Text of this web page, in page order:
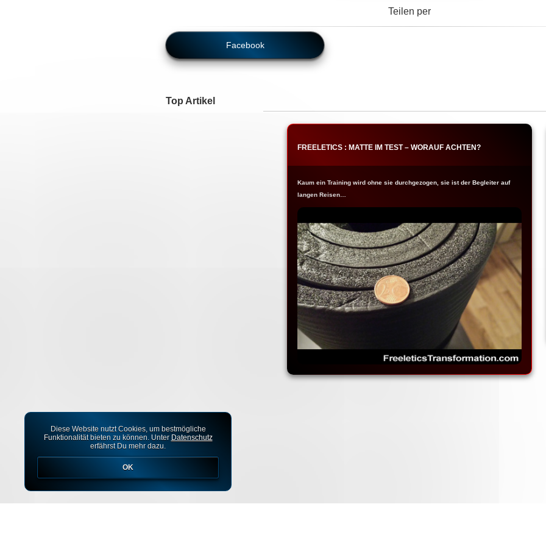
Teilen per
Facebook
Top Artikel
FREELETICS : MATTE IM TEST – WORAUF ACHTEN?
Kaum ein Training wird ohne sie durchgezogen, sie ist der Begleiter auf
langen Reisen…
Diese Website nutzt Cookies, um bestmögliche
Funktionalität bieten zu können. Unter Datenschutz
erfährst Du mehr dazu.
OK